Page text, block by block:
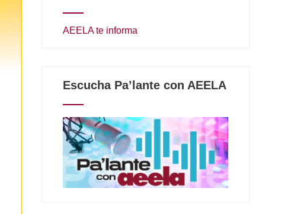
AEELA te informa
Escucha Pa’lante con AEELA